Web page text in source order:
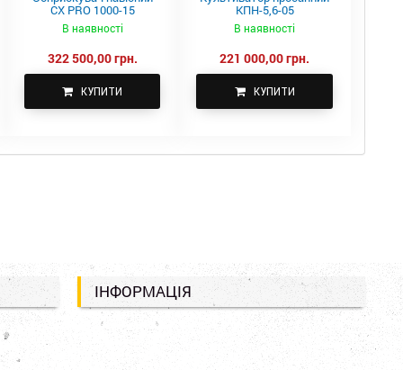
CX PRO 1000-15
В наявності
322 500,00 грн.
КУПИТИ
КПН-5,6-05
В наявності
221 000,00 грн.
КУПИТИ
ІНФОРМАЦІЯ